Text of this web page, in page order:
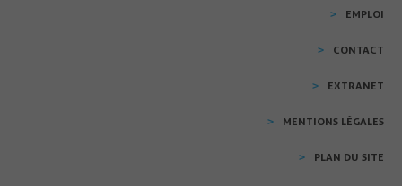
EMPLOI
CONTACT
EXTRANET
MENTIONS LÉGALES
PLAN DU SITE